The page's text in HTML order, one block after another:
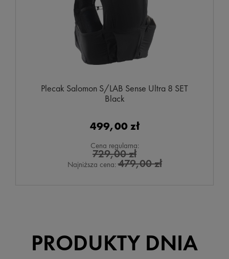
Plecak Salomon S/LAB Sense Ultra 8 SET
Black
499,00 zł
Cena regularna:
729,00 zł
Najniższa cena:479,00 zł
PRODUKTY DNIA